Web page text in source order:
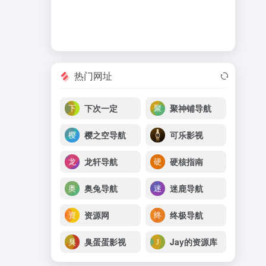
热门网址
下次一定 聚神铺导航
樱之空导航 可乐影视
龙轩导航 硬核指南
奥兔导航 迷鹿导航
资源网 终极导航
臭蛋蛋影视 Jay的资源库